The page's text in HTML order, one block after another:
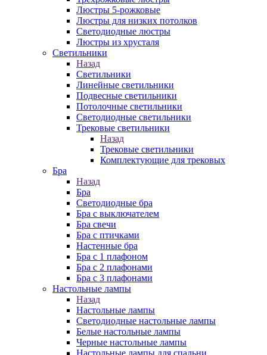
Люстры 5-рожковые
Люстры для низких потолков
Cветодиодные люстры
Люстры из хрусталя
Светильники
Назад
Светильники
Линейные светильники
Подвесные светильники
Потолочные светильники
Светодиодные светильники
Трековые светильники
Назад
Трековые светильники
Комплектующие для трековых
Бра
Назад
Бра
Светодиодные бра
Бра с выключателем
Бра свечи
Бра с птичками
Настенные бра
Бра с 1 плафоном
Бра с 2 плафонами
Бра с 3 плафонами
Настольные лампы
Назад
Настольные лампы
Светодиодные настольные лампы
Белые настольные лампы
Черные настольные лампы
Настольные лампы для спальни